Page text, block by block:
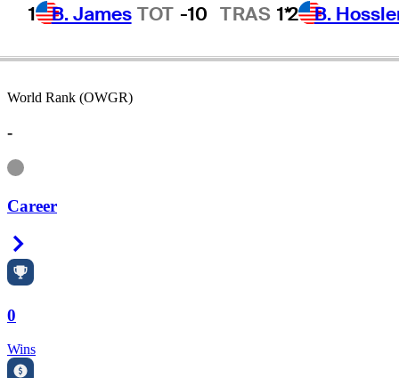
1 B. James TOT -10 TRAS 1*2 B.
World Rank (OWGR)
-
Information
Career
0
Wins